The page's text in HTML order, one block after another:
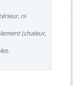
ni
(chaleur,